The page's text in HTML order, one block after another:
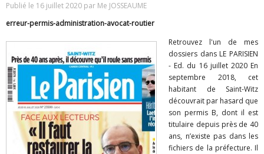
Publié le 16 juillet 2020 par Me JOSSEAUME
erreur-permis-administration-avocat-routier
Retrouvez l'un de mes
dossiers dans LE PARISIEN
- Ed. du 16 juillet 2020 En
septembre 2018, cet
habitant de Saint-Witz
découvrait par hasard que
son permis B, dont il est
titulaire depuis près de 40
ans, n’existe pas dans les
fichiers de la préfecture. Il